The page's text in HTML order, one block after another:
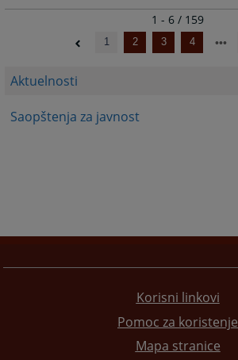
Aktuelnosti
Saopštenja za javnost
1 - 6 / 159
1 2 3 4
Korisni linkovi
Pomoc za koristenje
Mapa stranice